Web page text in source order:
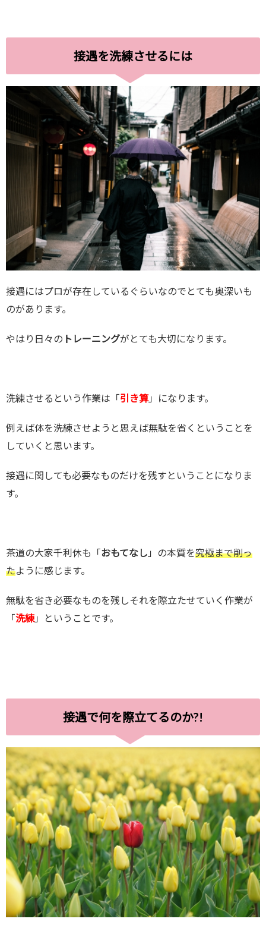
接遇を洗練させるには
接遇にはプロが存在しているぐらいなのでとても奥深いも
のがあります。
やはり日々の トレーニングがとても大切になります。
洗練させるという作業は「引き算」になります。
例えば体を洗練させようと思えば無駄を省くということを
していくと思います。
接遇に関しても必要なものだけを残すということになりま
す。
茶道の大家千利休も「おもてなし 」の本質を究極まで削っ
たように感じます。
無駄を省き必要なものを残しそれを際立たせていく作業が
「洗練 」ということです。
接遇で何を際立てるのか?!